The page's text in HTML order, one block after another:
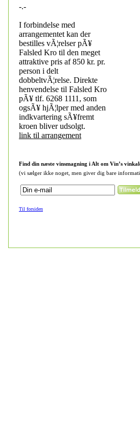
-.-
I forbindelse med
arrangementet kan der
bestilles vÃ¦relser pÃ¥
Falsled Kro til den meget
attraktive pris af 850 kr. pr.
person i delt
dobbeltvÃ¦relse. Direkte
henvendelse til Falsled Kro
pÃ¥ tlf. 6268 1111, som
ogsÃ¥ hjÃ¦lper med anden
indkvartering sÃ¥fremt
kroen bliver udsolgt.
link til arrangement
Find din næste vinsmagning i Alt om Vin’s
(vi sælger ikke noget, men giver dig bare
Til forsiden